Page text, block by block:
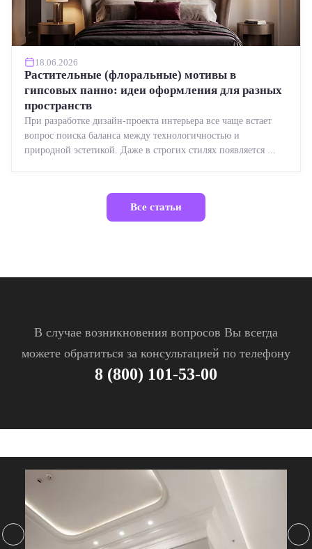
18.06.2026
Растительные (флоральные) мотивы в
гипсовых панно: идеи оформления для разных
пространств
При разработке дизайн-проекта интерьера все чаще встает
вопрос поиска баланса между технологичностью и
природной эстетикой. Даже в строгих стилях появляется ...
Все статьи
В случае возникновения вопросов Вы всегда
можете обратиться за консультацией по телефону
8 (800) 101-53-00